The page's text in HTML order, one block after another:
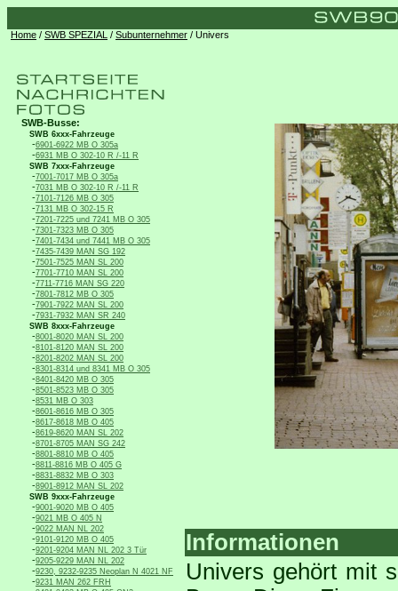
Home / SWB SPEZIAL / Subunternehmer / Univers
SWB-Busse:
SWB 6xxx-Fahrzeuge
-6901-6922 MB O 305a
-6931 MB O 302-10 R /-11 R
SWB 7xxx-Fahrzeuge
-7001-7017 MB O 305a
-7031 MB O 302-10 R /-11 R
-7101-7126 MB O 305
-7131 MB O 302-15 R
-7201-7225 und 7241 MB O 305
-7301-7323 MB O 305
-7401-7434 und 7441 MB O 305
-7435-7439 MAN SG 192
-7501-7525 MAN SL 200
-7701-7710 MAN SL 200
-7711-7716 MAN SG 220
-7801-7812 MB O 305
-7901-7922 MAN SL 200
-7931-7932 MAN SR 240
SWB 8xxx-Fahrzeuge
-8001-8020 MAN SL 200
-8101-8120 MAN SL 200
-8201-8202 MAN SL 200
-8301-8314 und 8341 MB O 305
-8401-8420 MB O 305
-8501-8523 MB O 305
-8531 MB O 303
-8601-8616 MB O 305
-8617-8618 MB O 405
-8619-8620 MAN SL 202
-8701-8705 MAN SG 242
-8801-8810 MB O 405
-8811-8816 MB O 405 G
-8831-8832 MB O 303
-8901-8912 MAN SL 202
SWB 9xxx-Fahrzeuge
-9001-9020 MB O 405
-9021 MB O 405 N
-9022 MAN NL 202
-9101-9120 MB O 405
-9201-9204 MAN NL 202 3 Tür
-9205-9229 MAN NL 202
-9230, 9232-9235 Neoplan N 4021 NF
-9231 MAN 262 FRH
Informationen
Univers gehört mit